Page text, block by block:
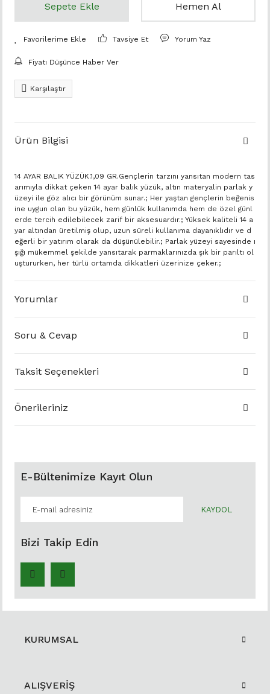
Sepete Ekle Hemen Al
Tavsiye Et Yorum Yaz
Fiyatı Düşünce Haber Ver
Karşılaştır
Ürün Bilgisi
14 AYAR BALIK YÜZÜK.1,09 GR.Gençlerin tarzını yansıtan modern tas
arımıyla dikkat çeken 14 ayar balık yüzük, altın materyalin parlak y
üzeyi ile göz alıcı bir görünüm sunar.; Her yaştan gençlerin beğenis
ine uygun olan bu yüzük, hem günlük kullanımda hem de özel günl
erde tercih edilebilecek zarif bir aksesuardır.; Yüksek kaliteli 14 a
yar altından üretilmiş olup, uzun süreli kullanıma dayanıklıdır ve d
eğerli bir yatırım olarak da düşünülebilir.; Parlak yüzeyi sayesinde ı
şığı mükemmel şekilde yansıtarak parmaklarınızda şık bir parıltı ol
uştururken, her türlü ortamda dikkatleri üzerinize çeker.;
Yorumlar
Soru & Cevap
Taksit Seçenekleri
Önerileriniz
E-Bültenimize Kayıt Olun
KAYDOL
Bizi Takip Edin
KURUMSAL
ALIŞVERİŞ